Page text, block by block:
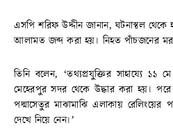
এসপি শরিফ উদ্দীন জানান, ঘটনাস্থল থেকে
আলামত জব্দ করা হয়। নিহত পাঁচজনের
তিনি বলেন, ‘তথ্যপ্রযুক্তির সাহায্যে
মেহেরপুর সদর থেকে উদ্ধার করা হয়।
পদ্মাসেতুর মাঝামাঝি এলাকায়
দেখে নিয়ে নেন।’